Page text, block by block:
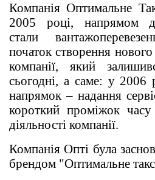
Компанія Оптимальне
2005 році, напрямом
стали
початок створення
компанії, який
сьогодні, а саме: у 2006
напрямок – надання
короткий проміжок
діяльності компанії.
Компанія Опті була
брендом "Оптимальне